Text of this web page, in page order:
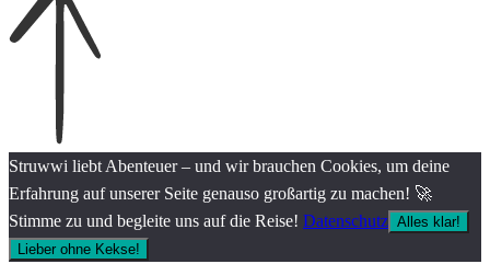
Struwwi liebt Abenteuer – und wir brauchen Cookies, um deine
Erfahrung auf unserer Seite genauso großartig zu machen! 🚀
Stimme zu und begleite uns auf die Reise! Datenschutz Alles klar!
Lieber ohne Kekse!